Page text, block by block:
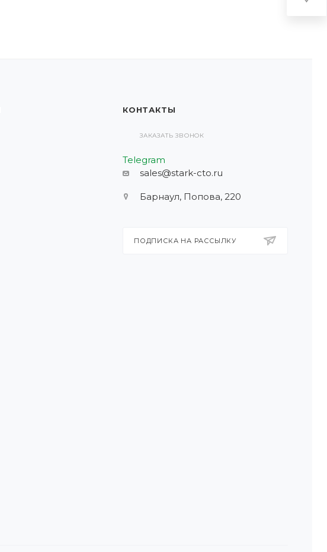
КОНТАКТЫ
ЗАКАЗАТЬ ЗВОНОК
Telegram
sales@stark-cto.ru
Барнаул, Попова, 220
ПОДПИСКА НА РАССЫЛКУ